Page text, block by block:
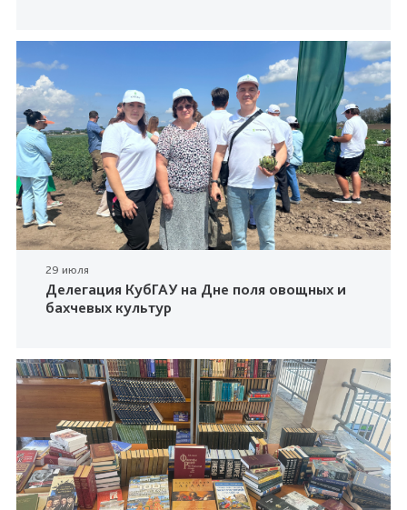
29 июля
Делегация КубГАУ на Дне поля овощных и
бахчевых культур